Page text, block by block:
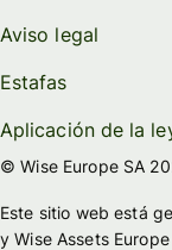
Aviso legal
Estafas
Aplicación de la
© Wise Europe SA
Este sitio web está
y Wise Assets